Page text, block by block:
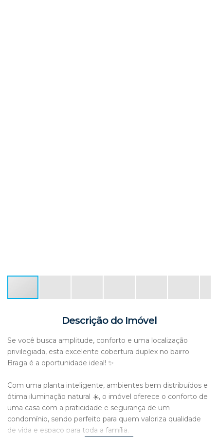
Descrição do Imóvel
Se você busca amplitude, conforto e uma localização
privilegiada, esta excelente cobertura duplex no bairro
Braga é a oportunidade ideal! ✨
Com uma planta inteligente, ambientes bem distribuídos e
ótima iluminação natural ☀️, o imóvel oferece o conforto de
uma casa com a praticidade e segurança de um
condomínio, sendo perfeito para quem valoriza qualidade
de vida e espaço para toda a família.